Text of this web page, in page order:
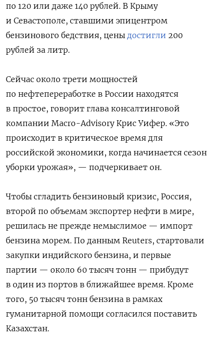
по 120 или даже 140 рублей. В Крыму
и Севастополе, ставшими эпицентром
бензинового бедствия, цены достигли 200
рублей за литр.
Сейчас около трети мощностей
по нефтепереработке в России находятся
в простое, говорит глава консалтинговой
компании Macro-Advisory Крис Уифер. «Это
происходит в критическое время для
российской экономики, когда начинается сезон
уборки урожая», — подчеркивает он.
Чтобы сгладить бензиновый кризис, Россия,
второй по объемам экспортер нефти в мире,
решилась не прежде немыслимое — импорт
бензина морем. По данным Reuters, стартовали
закупки индийского бензина, и первые
партии — около 60 тысяч тонн — прибудут
в один из портов в ближайшее время. Кроме
того, 50 тысяч тонн бензина в рамках
гуманитарной помощи согласился поставить
Казахстан.